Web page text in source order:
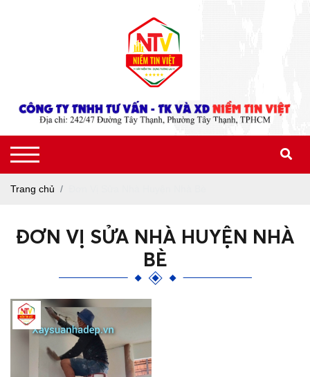
Trang chủ
ĐƠN VỊ SỬA NHÀ HUYỆN NHÀ
BÈ